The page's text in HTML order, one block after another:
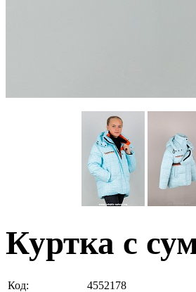
Куртка с
Код:
4552178